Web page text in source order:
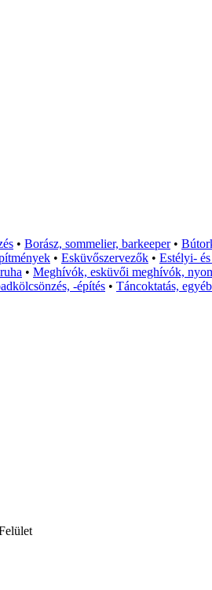
• Borász, sommelier, barkeeper•
• Esküvőszervezők • Estélyi-
• Meghívók, esküvői meghívók,
-építés • Táncoktatás,